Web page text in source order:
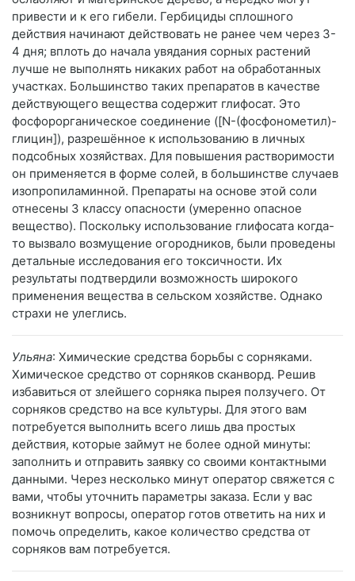
привести и к его гибели. Гербициды сплошного
действия начинают действовать не ранее чем через 3-
4 дня; вплоть до начала увядания сорных растений
лучше не выполнять никаких работ на обработанных
участках. Большинство таких препаратов в качестве
действующего вещества содержит глифосат. Это
фосфорорганическое соединение ([N-(фосфонометил)-
глицин]), разрешённое к использованию в личных
подсобных хозяйствах. Для повышения растворимости
он применяется в форме солей, в большинстве случаев
изопропиламинной. Препараты на основе этой соли
отнесены 3 классу опасности (умеренно опасное
вещество). Поскольку использование глифосата когда-
то вызвало возмущение огородников, были проведены
детальные исследования его токсичности. Их
результаты подтвердили возможность широкого
применения вещества в сельском хозяйстве. Однако
страхи не улеглись.
Ульяна: Химические средства борьбы с сорняками.
Химическое средство от сорняков сканворд. Решив
избавиться от злейшего сорняка пырея ползучего. От
сорняков средство на все культуры. Для этого вам
потребуется выполнить всего лишь два простых
действия, которые займут не более одной минуты:
заполнить и отправить заявку со своими контактными
данными. Через несколько минут оператор свяжется с
вами, чтобы уточнить параметры заказа. Если у вас
возникнут вопросы, оператор готов ответить на них и
помочь определить, какое количество средства от
сорняков вам потребуется.